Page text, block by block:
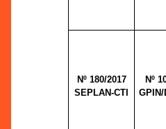
Nº 180/2017
SEPLAN-CTI
Nº
GPIN/